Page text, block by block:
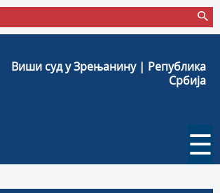
Виши суд у Зрењанину | Република
Србија
☰